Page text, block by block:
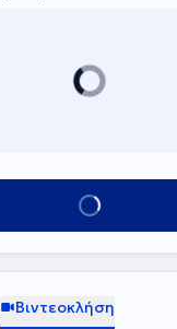
Κλείσε ραντεβού
Βιντεοκλήση